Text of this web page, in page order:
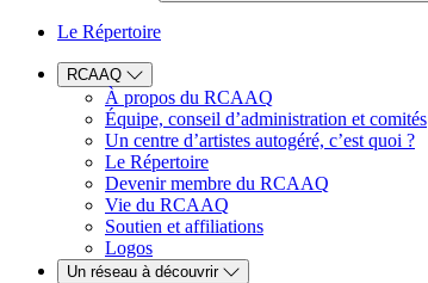
Le Répertoire
RCAAQ
À propos du RCAAQ
Équipe, conseil d’administration et comités
Un centre d’artistes autogéré, c’est quoi ?
Le Répertoire
Devenir membre du RCAAQ
Vie du RCAAQ
Soutien et affiliations
Logos
Un réseau à découvrir